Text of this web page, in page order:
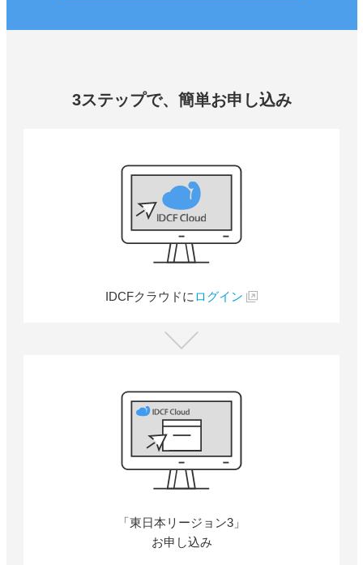
3ステップで、簡単お申し込み
IDCFクラウドに ログイン
「東日本リージョン3」
お申し込み